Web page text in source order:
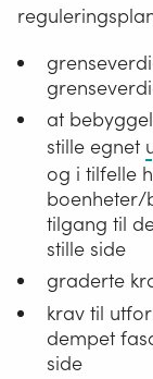
at
stille egnet
og i tilfelle
boenheter/
tilgang til
stille side
graderte
krav til
dempet
side